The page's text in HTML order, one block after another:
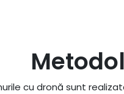
cu dronă sunt